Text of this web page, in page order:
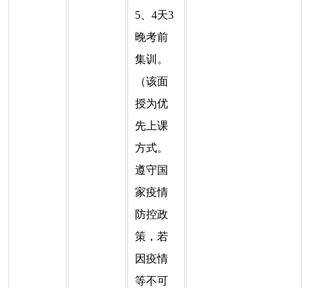
5、4天3
晚考前
集训。
（该面
授为优
先上课
方式。
遵守国
家疫情
防控政
策，若
因疫情
等不可